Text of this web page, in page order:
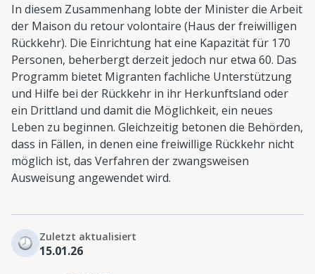
In diesem Zusammenhang lobte der Minister die Arbeit
der Maison du retour volontaire (Haus der freiwilligen
Rückkehr). Die Einrichtung hat eine Kapazität für 170
Personen, beherbergt derzeit jedoch nur etwa 60. Das
Programm bietet Migranten fachliche Unterstützung
und Hilfe bei der Rückkehr in ihr Herkunftsland oder
ein Drittland und damit die Möglichkeit, ein neues
Leben zu beginnen. Gleichzeitig betonen die Behörden,
dass in Fällen, in denen eine freiwillige Rückkehr nicht
möglich ist, das Verfahren der zwangsweisen
Ausweisung angewendet wird.
Zuletzt aktualisiert
15.01.26